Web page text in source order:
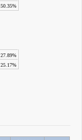
50.35%
27.89%
25.17%